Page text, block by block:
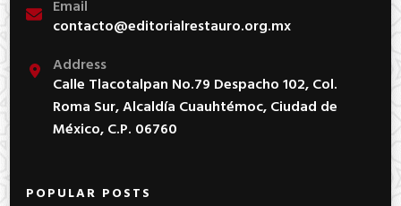
Email
contacto@editorialrestauro.org.mx
Address
Calle Tlacotalpan No.79 Despacho 102, Col.
Roma Sur, Alcaldía Cuauhtémoc, Ciudad de
México, C.P. 06760
POPULAR POSTS